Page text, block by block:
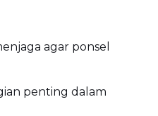
agar ponsel
penting dalam